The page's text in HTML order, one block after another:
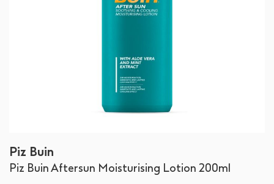
Piz Buin
Piz Buin Aftersun Moisturising Lotion 200ml
til
begynnelsen